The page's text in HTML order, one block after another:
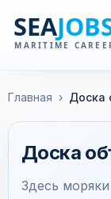
Главная › Доска
Доска
Здесь